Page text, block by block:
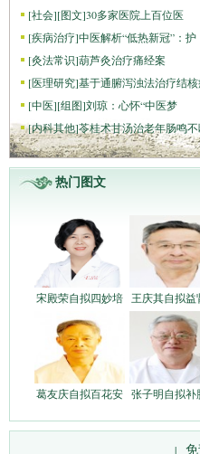
[社会][图文]30多家医院上百位医
[疾病治疗]中医解析“低热新冠”：护
[灸法常识]葫芦灸治疗痛经案
[医理研究]基于通腑泻浊法治疗结
[中医][组图]刘琼：心怀“中医梦
[内科其他]苓桂术甘汤治老年肠鸣
热门图文
宋殿荣自拟四妙培 王庆其自拟益
葛友庆自拟百花安 张子明自拟补
|